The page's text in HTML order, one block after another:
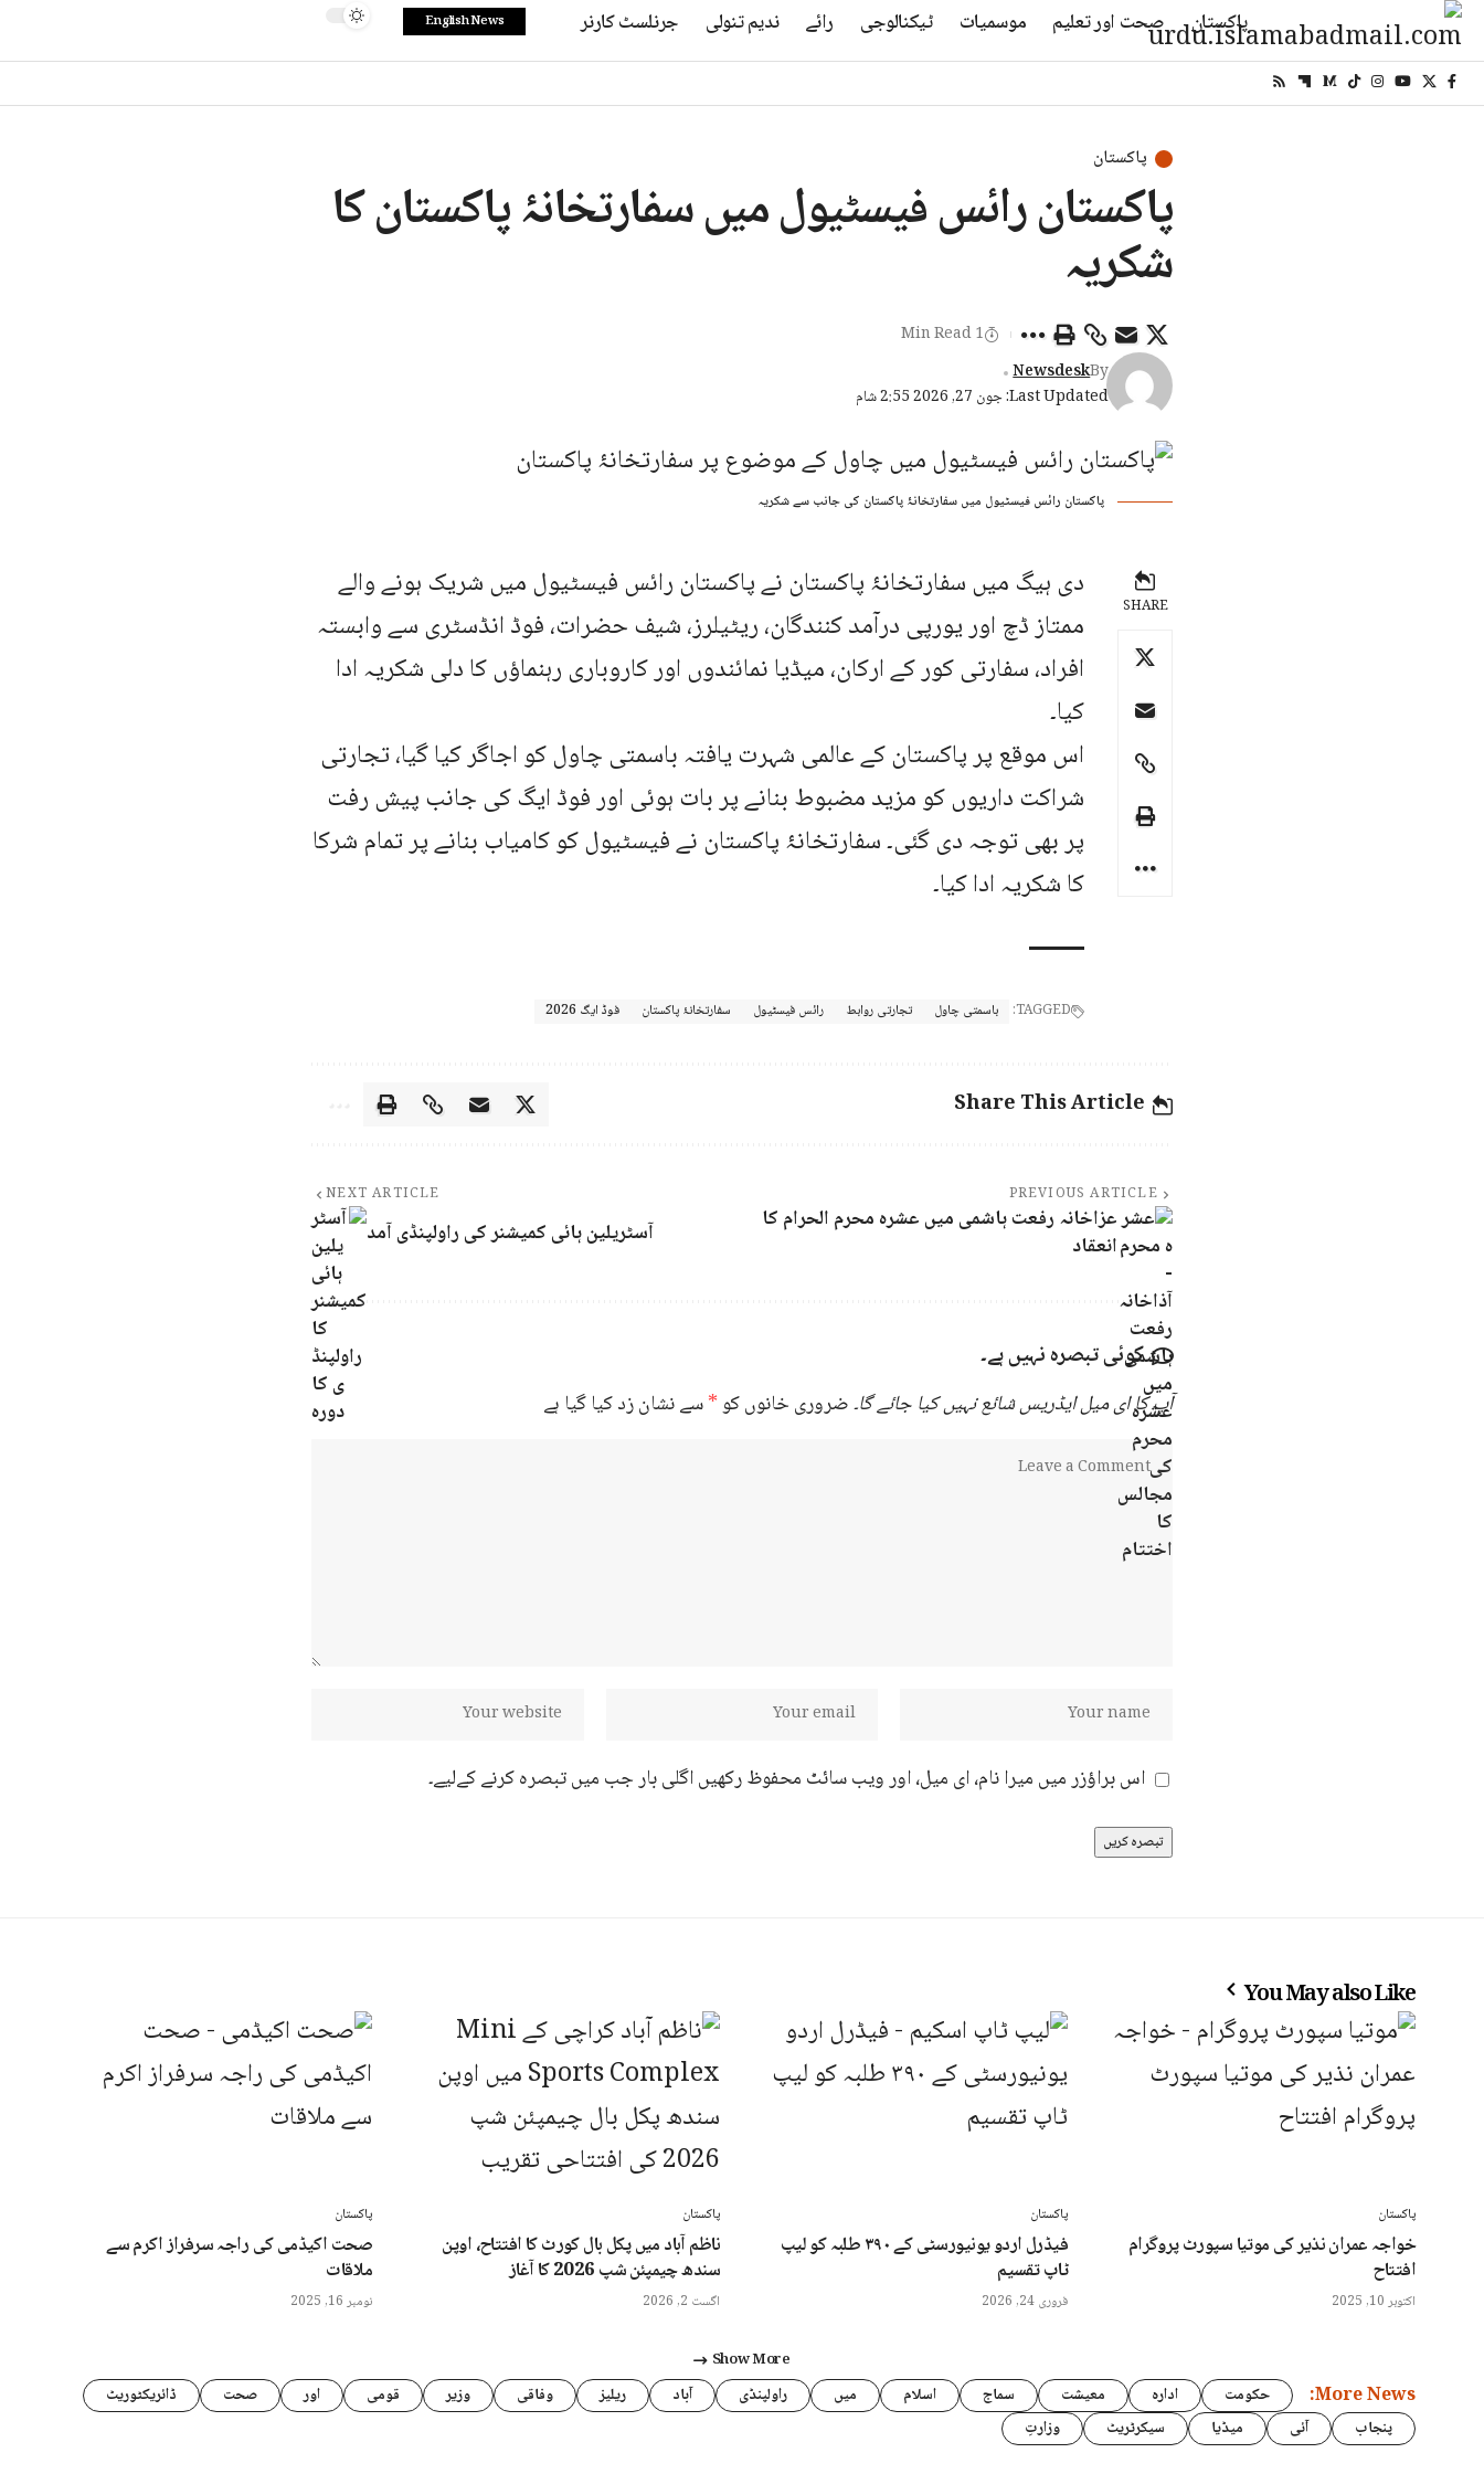
پاکستان صحت اور تعلیم موسمیات ٹیکنالوجی رائے ندیم تنولی جرنلسٹ کارنر English News
پاکستان
پاکستان رائس فیسٹیول میں سفارتخانۂ پاکستان کا
شکریہ
Last Updated: جون 27, 2026 2:55 شام
By
Newsdesk
1 Min Read
پاکستان رائس فیسٹیول میں سفارتخانۂ پاکستان کی جانب سے شکریہ
SHARE
دی ہیگ میں سفارتخانۂ پاکستان نے پاکستان رائس فیسٹیول میں شریک ہونے والے
ممتاز ڈچ اور یورپی درآمد کنندگان، ریٹیلرز، شیف حضرات، فوڈ انڈسٹری سے وابستہ
افراد، سفارتی کور کے ارکان، میڈیا نمائندوں اور کاروباری رہنماؤں کا دلی شکریہ ادا
کیا۔
اس موقع پر پاکستان کے عالمی شہرت یافتہ باسمتی چاول کو اجاگر کیا گیا، تجارتی
شراکت داریوں کو مزید مضبوط بنانے پر بات ہوئی اور فوڈ ایگ کی جانب پیش رفت
پر بھی توجہ دی گئی۔ سفارتخانۂ پاکستان نے فیسٹیول کو کامیاب بنانے پر تمام شرکا
کا شکریہ ادا کیا۔
TAGGED: باسمتی چاول تجارتی روابط رائس فیسٹیول سفارتخانۂ پاکستان فوڈ ایگ 2026
Share This Article
PREVIOUS ARTICLE
عزاخانہ رفعت ہاشمی میں عشرہ محرم الحرام کا
انعقاد
NEXT ARTICLE
آسٹریلین ہائی کمیشنر کی راولپنڈی آمد
کوئی تبصرہ نہیں ہے۔
آپ کا ای میل ایڈریس شائع نہیں کیا جائے گا۔ضروری خانوں کو*سے نشان زد کیا گیا ہے
اس براؤزر میں میرا نام، ای میل، اور ویب سائٹ محفوظ رکھیں اگلی بار جب میں تبصرہ کرنے کےلیے۔
You May also Like
پاکستان
خواجہ عمران نذیر کی موتیا سپورٹ پروگرام
افتتاح
اکتوبر 10, 2025
پاکستان
فیڈرل اردو یونیورسٹی کے ۳۹۰ طلبہ کو لیپ
ٹاپ تقسیم
فروری 24, 2026
پاکستان
ناظم آباد میں پکل بال کورٹ کا افتتاح، اوپن
سندھ چیمپئن شپ 2026 کا آغاز
اگست 2, 2026
پاکستان
صحت اکیڈمی کی راجہ سرفراز اکرم سے
ملاقات
نومبر 16, 2025
Show More
More News: حکومت ادارہ معیشت سماج اسلام میں راولپنڈی آباد ریلیز وفاقی وزیر قومی اور صحت
ڈائریکٹوریٹ
پنجاب
آئی میڈیا سیکرٹریٹ وزارتِ